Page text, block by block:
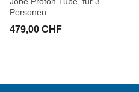
Personen
479,00 CHF